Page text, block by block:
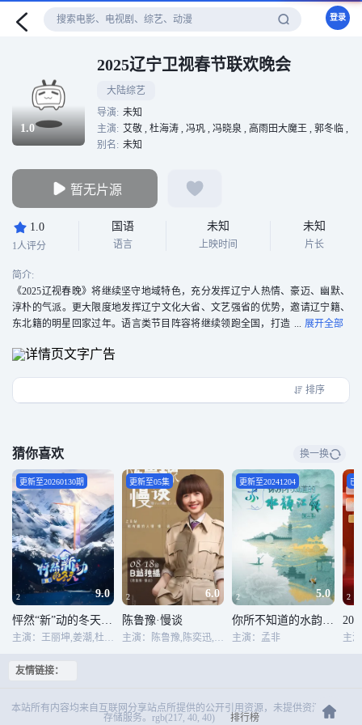
登录
1.0
2025辽宁卫视春节联欢晚会
大陆综艺
导演: 未知
主演: 艾敬 , 杜海涛 , 冯巩 , 冯晓泉 , 高雨田大魔王 , 郭冬临 ,
别名: 未知
暂无片源
1.0
1人评分
国语
语言
未知
上映时间
未知
片长
简介:
《2025辽视春晚》将继续坚守地域特色，充分发挥辽宁人热情、豪迈、幽默、
淳朴的气派。更大限度地发挥辽宁文化大省、文艺强省的优势，邀请辽宁籍、
东北籍的明星回家过年。语言类节目阵容将继续领跑全国，打造
以鲜明的地域特色，打造独具气质、别具一格的春晚。
排序
猜你喜欢 换一换
2 9.0
更新至20260130期
主演：王丽坤,姜潮,杜海涛,黄小蕾,麦迪娜,姚琛
2 6.0
更新至05集
陈鲁豫·慢谈
主演：陈鲁豫,陈奕迅,易立竞,窦文涛
2 5.0
更新至20241204
主演：孟非
2
已
主
友情链接：
本站所有内容均来自互联网分享站点所提供的公开引用资源，未提供资源上传、
存储服务。rgb(217, 40, 40)
排行榜